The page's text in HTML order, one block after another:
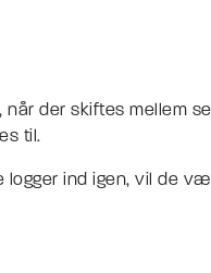
når der skiftes mellem
til.
logger ind igen, vil de